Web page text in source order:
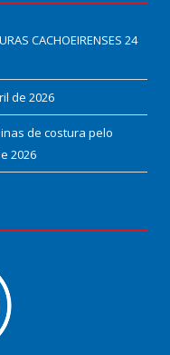
CACHOEIRENSES 24
de 2026
de costura pelo
2026